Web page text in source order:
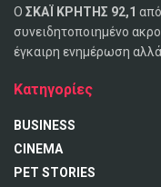
Ο ΣΚΑΪ ΚΡΗΤΗΣ 92,1
συνειδητοποιημένο
έγκαιρη ενημέρωση
Κατηγορίες
BUSINESS
CINEMA
PET STORIES